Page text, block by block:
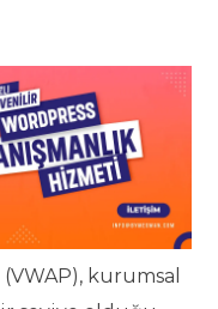
kurumsal